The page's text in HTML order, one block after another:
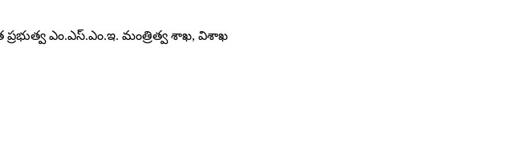
ఎం.ఎస్.ఎం.ఇ. మంత్రిత్వ శాఖ, విశాఖ